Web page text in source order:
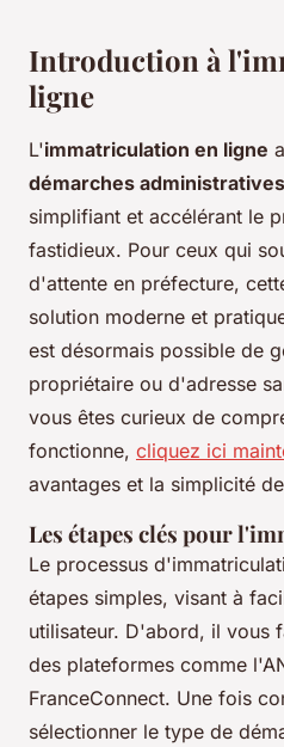
Introduction à
ligne
L'immatriculation en ligne
démarches
simplifiant et accélérant le
fastidieux. Pour ceux qui
d'attente en préfecture,
solution moderne et
est désormais possible de
propriétaire ou d'adresse
vous êtes curieux de
fonctionne, cliquez ici
avantages et la simplicité
Les étapes clés pour
Le processus
étapes simples, visant à
utilisateur. D'abord, il vous
des plateformes comme
FranceConnect. Une fois
sélectionner le type de